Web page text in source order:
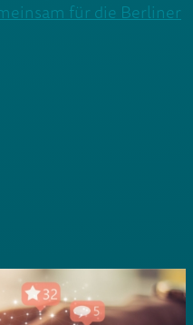
für die Berliner